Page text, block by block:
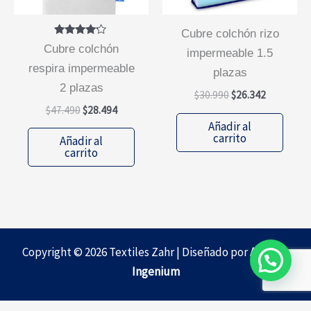
producto
Valorado
con
4.00
de 5
cubre colchón
respira impermeable
2 plazas
$47.490El
original
era:
$28.494El
$28.494.
Añadir al
carrito
cubre colchón rizo
impermeable 1.5
plazas
$30.990El
original
era:
$26.342El
actual
$26.342.
Añadir al
carrito
Copyright © 2026 Textiles Zahr | Diseñado porAgencia
Ingenium